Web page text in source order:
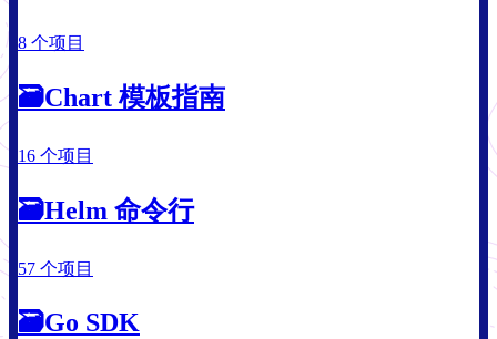
8 个项目
🗃Chart 模板指南
16 个项目
🗃Helm 命令行
57 个项目
🗃Go SDK